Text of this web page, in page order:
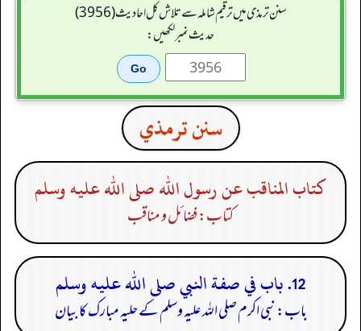
سنن ترمذی میں ترقیم شاملہ سے تلاش کل احادیث (3956)
حدیث نمبر لکھیں:
سنن ترمذي
كتاب المناقب عن رسول الله صلى الله عليه وسلم
کتاب: فضائل و مناقب
12. باب في صفة النبي صلى الله عليه وسلم
باب: نبی اکرم صلی الله علیہ وسلم کے حلیہ مبارک کا بیان